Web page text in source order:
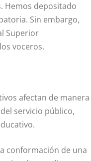
Hemos depositado
Sin embargo,
Superior
voceros.
afectan de manera
servicio público,
conformación de una